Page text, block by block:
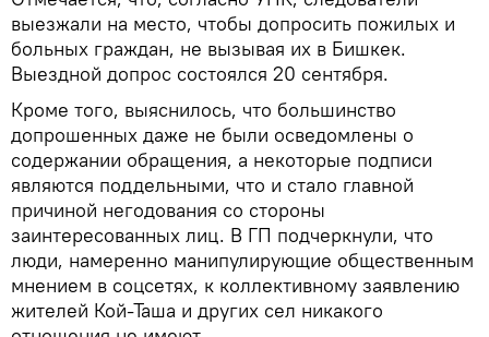
выезжали на место, чтобы допросить пожилых и
больных граждан, не вызывая их в Бишкек.
Выездной допрос состоялся 20 сентября.
Кроме того, выяснилось, что большинство
допрошенных даже не были осведомлены о
содержании обращения, а некоторые подписи
являются поддельными, что и стало главной
причиной негодования со стороны
заинтересованных лиц. В ГП подчеркнули, что
люди, намеренно манипулирующие общественным
мнением в соцсетях, к коллективному заявлению
жителей Кой-Таша и других сел никакого